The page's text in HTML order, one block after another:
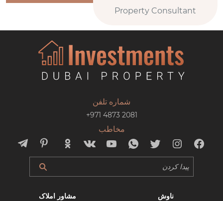
Property Consultant
شماره تلفن
+971 4873 2081
مخاطب
ناوش مشاور املاک